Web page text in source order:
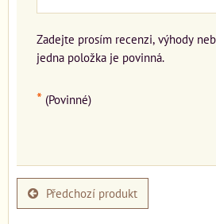
Zadejte prosím recenzi, výhody
jedna položka je povinná.
* (Povinné)
Předchozí produkt